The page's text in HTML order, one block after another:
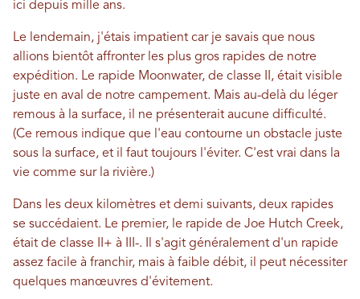
ici depuis mille ans.
Le lendemain, j'étais impatient car je savais que nous
allions bientôt affronter les plus gros rapides de notre
expédition. Le rapide Moonwater, de classe II, était visible
juste en aval de notre campement. Mais au-delà du léger
remous à la surface, il ne présenterait aucune difficulté.
(Ce remous indique que l'eau contourne un obstacle juste
sous la surface, et il faut toujours l'éviter. C'est vrai dans la
vie comme sur la rivière.)
Dans les deux kilomètres et demi suivants, deux rapides
se succédaient. Le premier, le rapide de Joe Hutch Creek,
était de classe II+ à III-. Il s'agit généralement d'un rapide
assez facile à franchir, mais à faible débit, il peut nécessiter
quelques manœuvres d'évitement.